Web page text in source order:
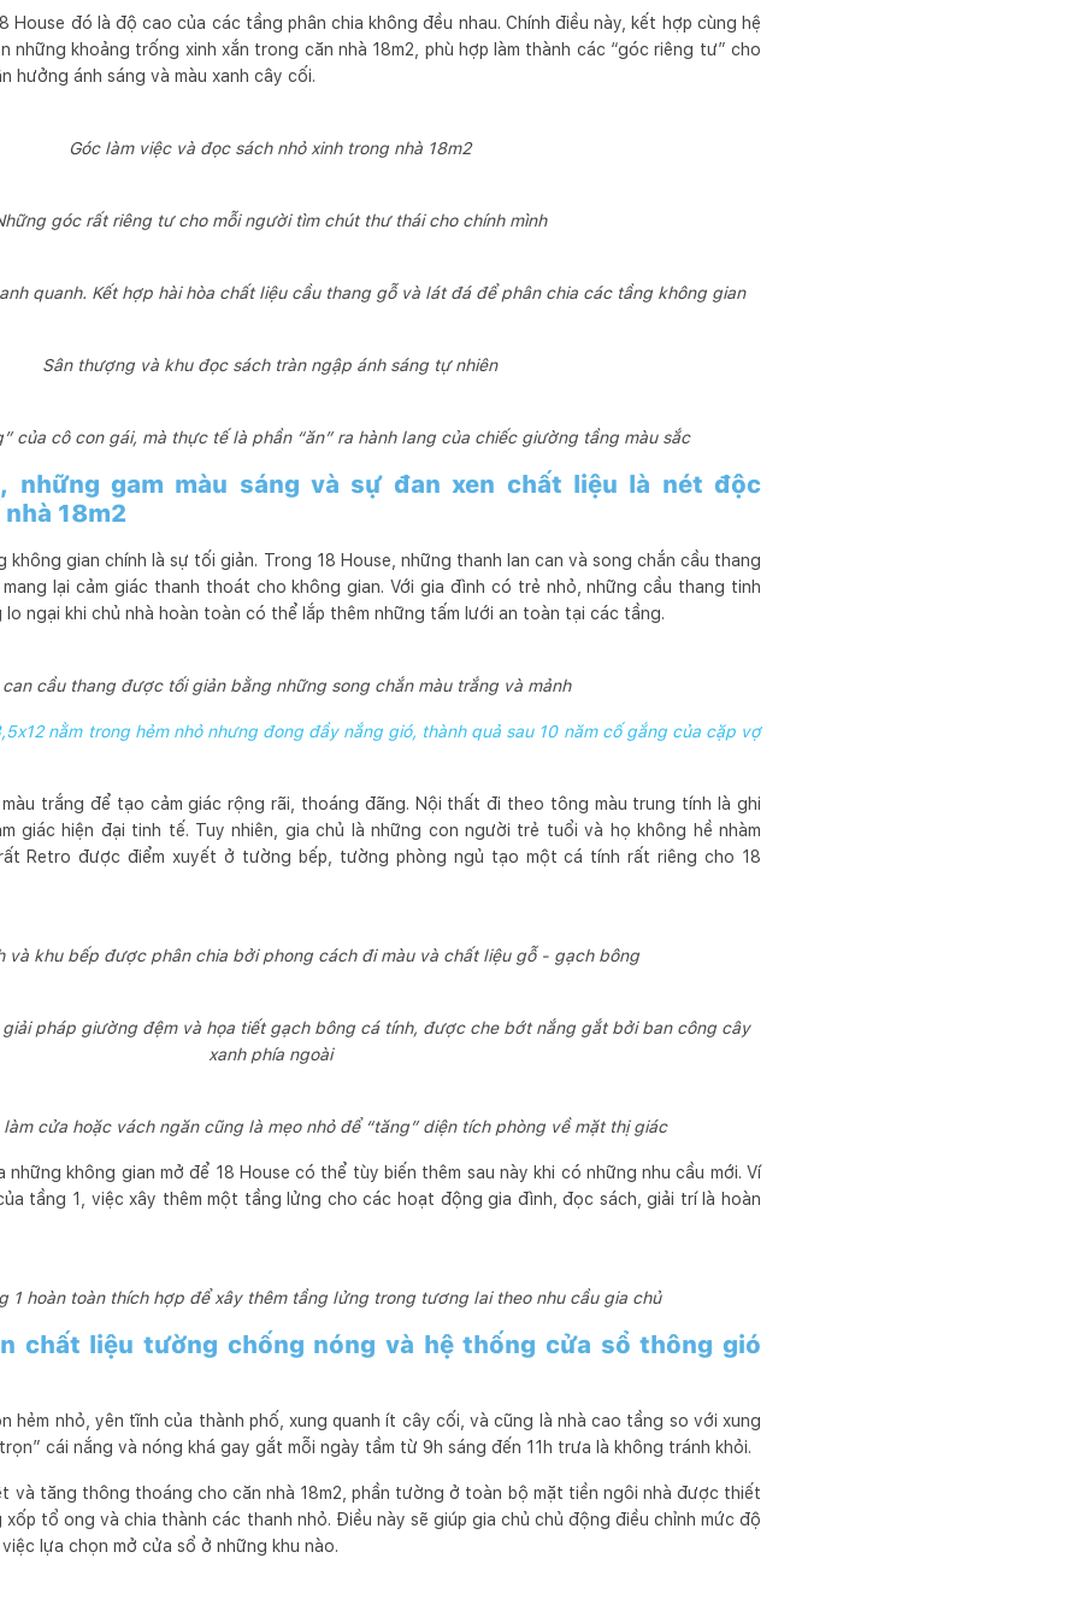
House đó là độ cao của các tầng phân chia không đều nhau. Chính điều này, kết hợp cùng hệ
những khoảng trống xinh xắn trong căn nhà 18m2, phù hợp làm thành các “góc riêng tư” cho
hưởng ánh sáng và màu xanh cây cối.
Góc làm việc và đọc sách nhỏ xinh trong nhà 18m2
góc rất riêng tư cho mỗi người tìm chút thư thái cho chính mình
quanh. Kết hợp hài hòa chất liệu cầu thang gỗ và lát đá để phân chia các tầng không gian
Sân thượng và khu đọc sách tràn ngập ánh sáng tự nhiên
của cô con gái, mà thực tế là phần “ăn” ra hành lang của chiếc giường tầng màu sắc
những gam màu sáng và sự đan xen chất liệu là nét độc
18m2
gian chính là sự tối giản. Trong 18 House, những thanh lan can và song chắn cầu thang
lại cảm giác thanh thoát cho không gian. Với gia đình có trẻ nhỏ, những cầu thang tinh
lo ngại khi chủ nhà hoàn toàn có thể lắp thêm những tấm lưới an toàn tại các tầng.
can cầu thang được tối giản bằng những song chắn màu trắng và mảnh
nằm trong hẻm nhỏ nhưng đong đầy nắng gió, thành quả sau 10 năm cố gắng của cặp vợ
trắng để tạo cảm giác rộng rãi, thoáng đãng. Nội thất đi theo tông màu trung tính là ghi
giác hiện đại tinh tế. Tuy nhiên, gia chủ là những con người trẻ tuổi và họ không hề nhàm
Retro được điểm xuyết ở tường bếp, tường phòng ngủ tạo một cá tính rất riêng cho 18
và khu bếp được phân chia bởi phong cách đi màu và chất liệu gỗ - gạch bông
pháp giường đệm và họa tiết gạch bông cá tính, được che bớt nắng gắt bởi ban công cây
xanh phía ngoài
cửa hoặc vách ngăn cũng là mẹo nhỏ để “tăng” diện tích phòng về mặt thị giác
không gian mở để 18 House có thể tùy biến thêm sau này khi có những nhu cầu mới. Ví
tầng 1, việc xây thêm một tầng lửng cho các hoạt động gia đình, đọc sách, giải trí là hoàn
1 hoàn toàn thích hợp để xây thêm tầng lửng trong tương lai theo nhu cầu gia chủ
chất liệu tường chống nóng và hệ thống cửa sổ thông gió
hẻm nhỏ, yên tĩnh của thành phố, xung quanh ít cây cối, và cũng là nhà cao tầng so với xung
cái nắng và nóng khá gay gắt mỗi ngày tầm từ 9h sáng đến 11h trưa là không tránh khỏi.
và tăng thông thoáng cho căn nhà 18m2, phần tường ở toàn bộ mặt tiền ngôi nhà được thiết
xốp tổ ong và chia thành các thanh nhỏ. Điều này sẽ giúp gia chủ chủ động điều chỉnh mức độ
lựa chọn mở cửa sổ ở những khu nào.